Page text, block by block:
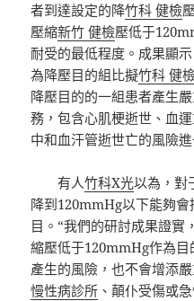
者到達設定的降竹科 健檢
壓縮新竹 健檢壓低于
耐受的最低程度。成果顯
為降壓目的組比擬竹科 健
降壓目的的一組患者產生
務，包含心肌梗逝世、血
中和血汗管逝世亡的風險
有人竹科X光以為，對
降到120mmHg以下能夠
目。“我們的研討成果證實
縮壓低于120mmHg作為
產生的風險，也不會增添
慢性病診所 、顛仆受傷或